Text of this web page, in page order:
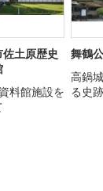
土原歴史
料館施設を
舞鶴
高鍋
る史